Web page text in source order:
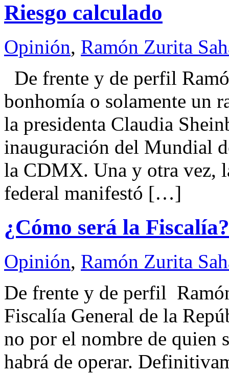
Riesgo calculado
Opinión, Ramón Zurita
De frente y de perfil
bonhomía o solamente un
la presidenta Claudia
inauguración del Mundial
la CDMX. Una y otra vez,
federal manifestó […]
¿Cómo será la Fiscalía?
Opinión, Ramón Zurita
De frente y de perfil
Fiscalía General de la
no por el nombre de quien
habrá de operar.